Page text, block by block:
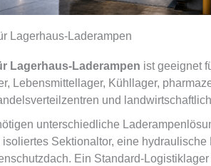
Lagerhaus-Laderampen
Lagerhaus-Laderampen ist geeignet
Lebensmittellager, Kühllager,
und
unterschiedliche
Sektionaltor, eine
Ein Standard-